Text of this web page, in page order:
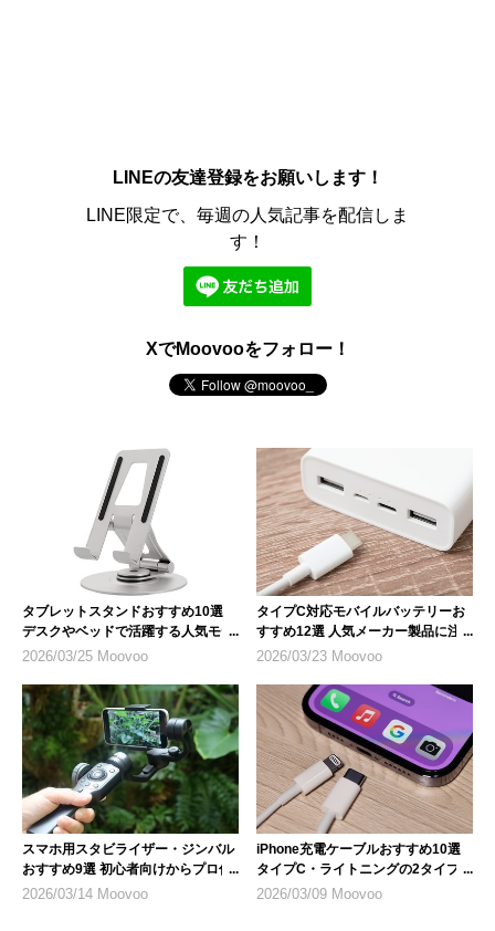
LINEの友達登録をお願いします！
LINE限定で、毎週の人気記事を配信しま
す！
XでMoovooをフォロー！
タブレットスタンドおすすめ10選
デスクやベッドで活躍する人気モデ
ル
2026/03/25 Moovoo
タイプC対応モバイルバッテリーお
すすめ12選 人気メーカー製品に注
目
2026/03/23 Moovoo
スマホ用スタビライザー・ジンバル
おすすめ9選 初心者向けからプロ仕
様まで
2026/03/14 Moovoo
iPhone充電ケーブルおすすめ10選
タイプC・ライトニングの2タイプ
を紹介
2026/03/09 Moovoo